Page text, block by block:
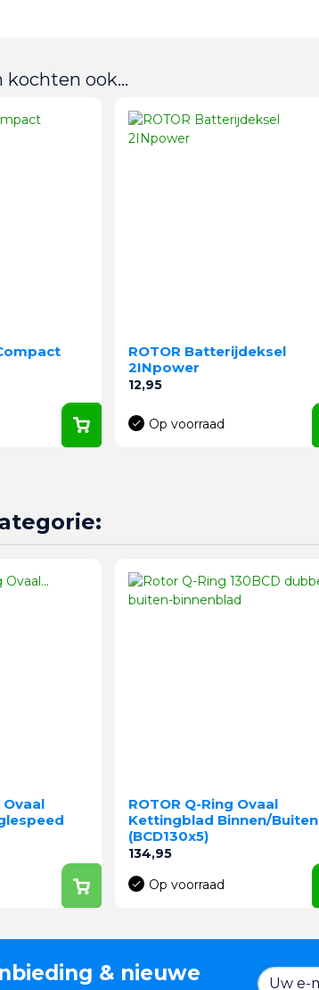
ook...
ROTOR Batterijdeksel
2INpower
Prijs
12,95
Op voorraad
Ovaal
ROTOR Q-Ring Ovaal
Kettingblad Binnen/Buiten
(BCD130x5)
Prijs
134,95
Op voorraad
& nieuwe